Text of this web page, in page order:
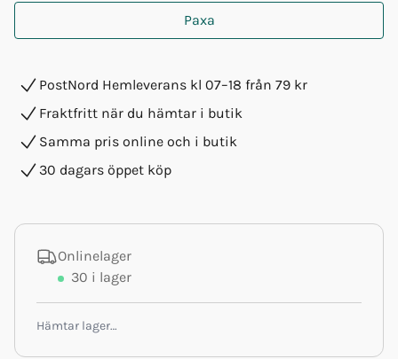
Paxa
PostNord Hemleverans kl 07–18 från 79 kr
Fraktfritt när du hämtar i butik
Samma pris online och i butik
30 dagars öppet köp
Onlinelager
30 i lager
Hämtar lager…